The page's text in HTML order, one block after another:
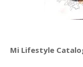
Mi Lifestyle